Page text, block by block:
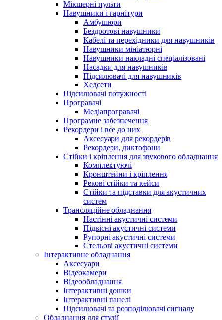
Мікшерні пульти
Навушники і гарнітури
Амбушюри
Бездротові навушники
Кабелі та перехідники для навушників
Навушники мініатюрні
Навушники накладні спеціалізовані
Насадки для навушників
Підсилювачі для навушників
Хедсети
Підсилювачі потужності
Програвачі
Медіапрогравачі
Програмне забезпечення
Рекордери і все до них
Аксесуари для рекордерів
Рекордери, диктофони
Стійки і кріплення для звукового обладнання
Комплектуючі
Кронштейни і кріплення
Рекові стійки та кейси
Стійки та підставки для акустичних
систем
Трансляційне обладнання
Настінні акустичні системи
Підвісні акустичні системи
Рупорні акустичні системи
Стельові акустичні системи
Інтерактивне обладнання
Аксесуари
Відеокамери
Відеообладнання
Інтерактивні дошки
Інтерактивні панелі
Підсилювачі та розподілювачі сигналу
Обладнання для студії